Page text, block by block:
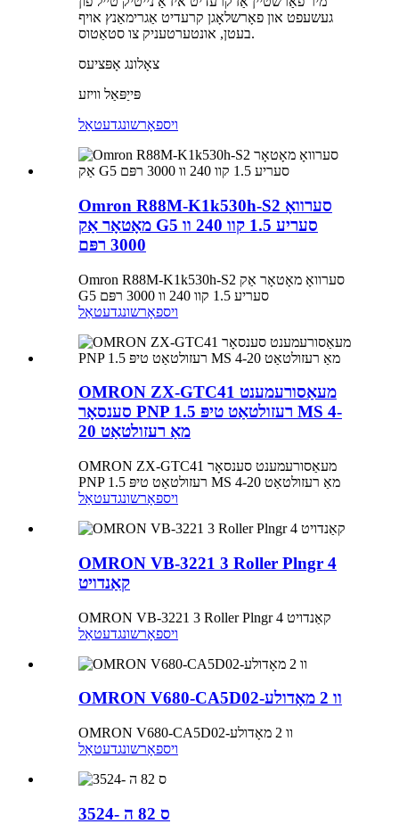
געשעפט און פאָרשלאָגן קרעדיט אַגרימאַנץ אויף
בעטן, אונטערטעניק צו סטאַטוס.
צאָלונג אָפּציעס
פּייַפּאַל וויזע
ויספאָרשונגדעטאַל
Omron R88M-K1k530h-S2 סערוואָ
מאָטאָר אַק G5 סעריע 1.5 קוו 240 וו
3000 רפּם
Omron R88M-K1k530h-S2 סערוואָ מאָטאָר אַק
G5 סעריע 1.5 קוו 240 וו 3000 רפּם
ויספאָרשונגדעטאַל
OMRON ZX-GTC41 מעאַסורעמענט
סענסאָר PNP רעזולטאַט טיפּ 1.5 MS 4-
20 מאַ רעזולטאַט
OMRON ZX-GTC41 מעאַסורעמענט סענסאָר
PNP רעזולטאַט טיפּ 1.5 MS 4-20 מאַ רעזולטאַט
ויספאָרשונגדעטאַל
OMRON VB-3221 3 Roller Plngr 4
קאַנדויט
OMRON VB-3221 3 Roller Plngr 4 קאַנדויט
ויספאָרשונגדעטאַל
OMRON V680-CA5D02-וו 2 מאָדולע
OMRON V680-CA5D02-וו 2 מאָדולע
ויספאָרשונגדעטאַל
ס 82 ה -3524